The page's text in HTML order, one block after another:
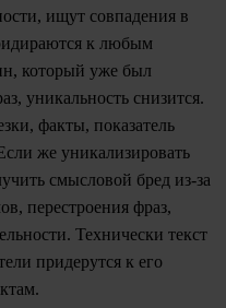
ищут совпадения в
к любым
который уже был
уникальность снизится.
факты, показатель
же уникализировать
смысловой бред из-за
перестроения фраз,
Технически текст
придерутся к его